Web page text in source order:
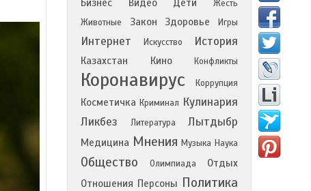
Бизнес Видео Дети
Жесть
Животные
Закон Здоровье Игры
Интернет Искусство История
Казахстан Кино Конфликты
Коронавирус Коррупция
Косметичка Криминал Кулинария
Ликбез
Литература Лытдыбр
Медицина Мнения Музыка Наука
Общество Олимпиада
Отдых
Отношения Персоны Политика